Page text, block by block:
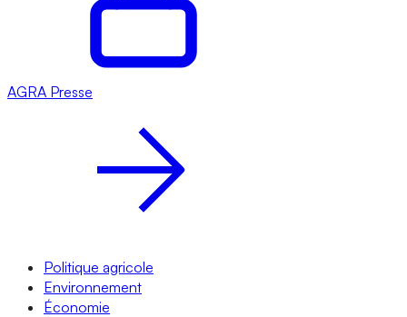
AGRA Presse
Politique agricole
Environnement
Économie